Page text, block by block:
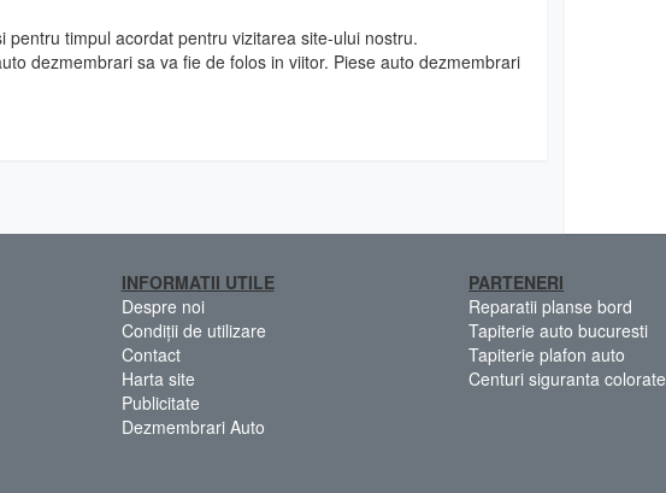
pentru timpul acordat pentru vizitarea site-ului nostru.
dezmembrari sa va fie de folos in viitor. Piese auto dezmembrari
INFORMATII UTILE
Despre noi
Condiții de utilizare
Contact
Harta site
Publicitate
Dezmembrari Auto
PARTENERI
Reparatii planse bord
Tapiterie auto bucuresti
Tapiterie plafon auto
Centuri siguranta colorate